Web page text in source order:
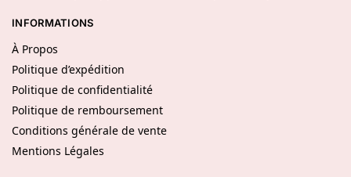
INFORMATIONS
À Propos
Politique d’expédition
Politique de confidentialité
Politique de remboursement
Conditions générale de vente
Mentions Légales